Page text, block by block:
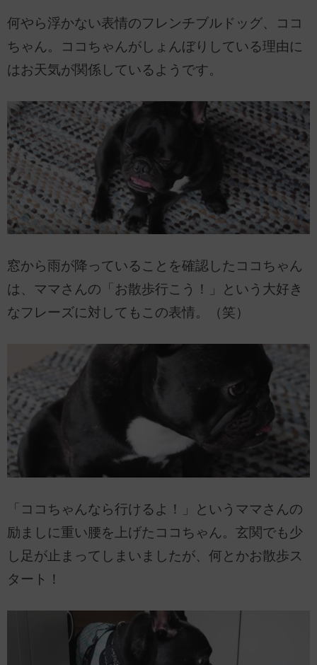
何やら浮かない表情のフレンチブルドッグ、ココ
ちゃん。ココちゃんがしょんぼりしている理由に
はお天気が関係しているようです。
窓から雨が降っていることを確認したココちゃん
は、ママさんの「お散歩行こう！」という大好き
なフレーズに対してもこの表情。（笑）
「ココちゃんなら行けるよ！」というママさんの
励ましに重い腰を上げたココちゃん。玄関でも少
し足が止まってしまいましたが、何とかお散歩ス
タート！